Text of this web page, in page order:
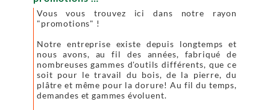
Vous vous trouvez ici dans notre rayon
"promotions" !
Notre entreprise existe depuis longtemps et
nous avons, au fil des années, fabriqué de
nombreuses gammes d'outils différents, que ce
soit pour le travail du bois, de la pierre, du
plâtre et même pour la dorure! Au fil du temps,
demandes et gammes évoluent.